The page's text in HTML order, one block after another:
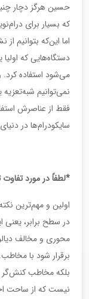
حسین هرگز دچار
که بسیار برای
اما این‌که بتوانیم از
دستگاه‌هایی که اولیا
می‌شود استفاده
نمی‌توانیم
فقط از عناصرش
سایکودرام‌ها در
*لطفاً در مورد
اولین و مهم‌ترین
در سطح برابر، یعنی
محوری و مخالف
برقرار شود با
بلکه مخاطب کنش‌گر
نیست که از ساحت